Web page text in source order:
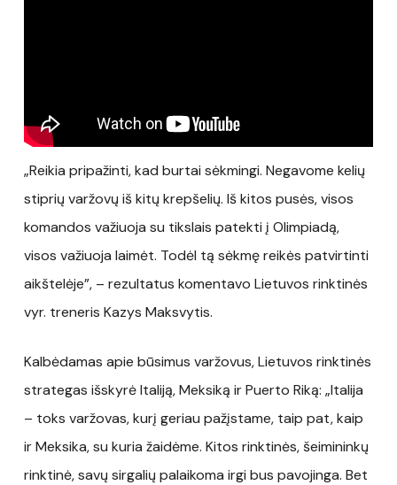
„Reikia pripažinti, kad burtai sėkmingi. Negavome kelių
stiprių varžovų iš kitų krepšelių. Iš kitos pusės, visos
komandos važiuoja su tikslais patekti į Olimpiadą,
visos važiuoja laimėt. Todėl tą sėkmę reikės patvirtinti
aikštelėje”, – rezultatus komentavo Lietuvos rinktinės
vyr. treneris Kazys Maksvytis.
Kalbėdamas apie būsimus varžovus, Lietuvos rinktinės
strategas išskyrė Italiją, Meksiką ir Puerto Riką: „Italija
– toks varžovas, kurį geriau pažįstame, taip pat, kaip
ir Meksika, su kuria žaidėme. Kitos rinktinės, šeimininkų
rinktinė, savų sirgalių palaikoma irgi bus pavojinga. Bet